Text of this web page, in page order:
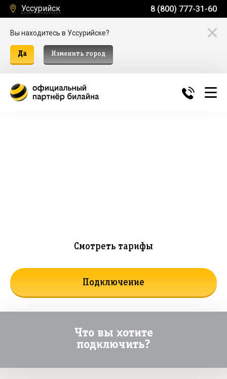
Уссурийск 8 (800) 777-31-60
Вы находитесь в Уссурийске?
Да Изменить город
Смотреть тарифы
Подключение
Что вы хотите
подключить?